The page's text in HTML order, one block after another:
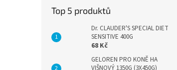
Top 5 produktů
Dr. CLAUDER'S SPECIAL DIET
SENSITIVE 400G
68 Kč
GELOREN PRO KONĚ HA
VIŠNOVÝ 1350G (3X450G)